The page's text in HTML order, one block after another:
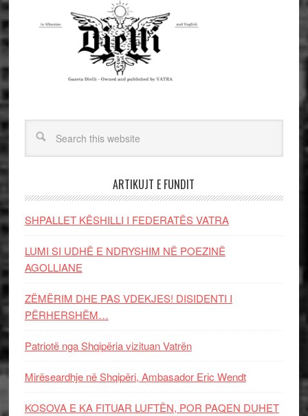
ARTIKUJT E FUNDIT
SHPALLET KËSHILLI I FEDERATËS VATRA
LUMI SI UDHË E NDRYSHIM NË POEZINË
AGOLLIANE
ZËMËRIM DHE PAS VDEKJES! DISIDENTI I
PËRHERSHËM…
Patriotë nga Shqipëria vizituan Vatrën
Mirëseardhje në Shqipëri, Ambasador Eric Wendt
KOSOVA E KA FITUAR LUFTËN, POR PAQEN DUHET